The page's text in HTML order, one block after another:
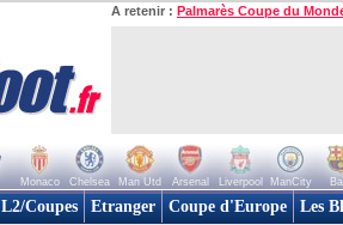
A retenir : Palmarès Coupe du
Monaco Chelsea Man Utd Arsenal Liverpool ManCity
L2/Coupes Etranger Coupe d'Europe Les